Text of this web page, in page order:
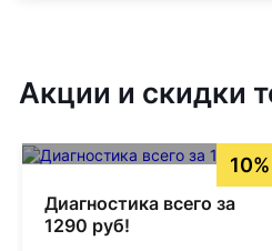
Акции и скидки
10%
Диагностика всего за
1290 руб!